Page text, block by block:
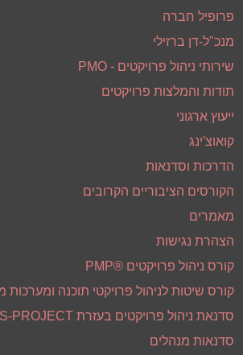
פרופיל חברה
מנכ"ל-דן ברזילי
שירותי ניהול פרויקטים - PMO
תודות והמלצות פרויקטים
ייעוץ ארגוני
קואוצ'ינג
הדרכות וסדנאות
הקורסים הציבוריים הקרובים
מאמרים
הצהרת נגישות
קורס ניהול פרויקטים ®PMP
קורס שיטות לניהול פרויקטי תוכנה ומערכות
סדנאת ניהול פרויקטים בעזרת MS-PROJECT
סדנאות מנהלים